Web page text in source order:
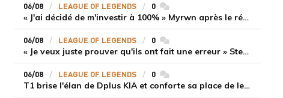
06/08 LEAGUE OF LEGENDS 0commentaires
« J'ai décidé de m'investir à 100% » Myrwn après le réveil de Movistar KOI face à Fnatic
06/08 LEAGUE OF LEGENDS 0commentaires
« Je veux juste prouver qu'ils ont fait une erreur » Stend se confie sur son mercato chaotique et ses ambitions avec Shifters
06/08 LEAGUE OF LEGENDS 0commentaires
T1 brise l'élan de Dplus KIA et conforte sa place de leader en LCK 2026 Rounds 3-4